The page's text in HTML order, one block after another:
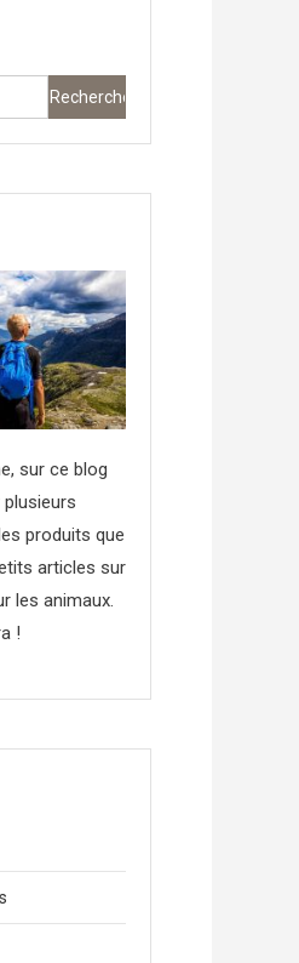
Rechercher :
sur ce blog
produits que
articles sur
les animaux.
!